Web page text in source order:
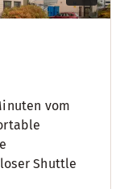
vom
Shuttle